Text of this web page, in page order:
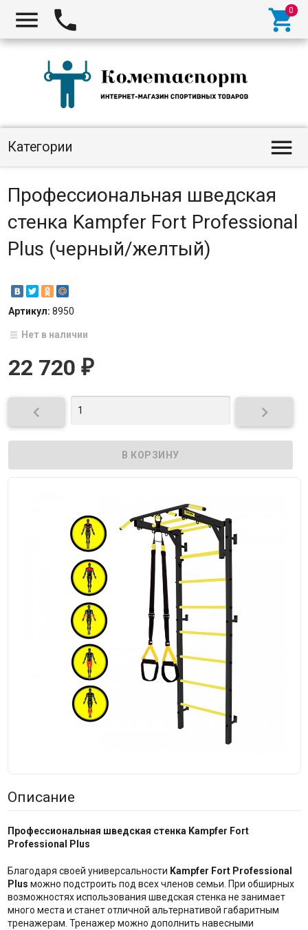
  
Категории 
Профессиональная шведская
стенка Kampfer Fort Professional
Plus (черный/желтый)
Артикул: 8950
Нет в наличии
22 720 ₽
 
Описание
Профессиональная шведская стенка Kampfer Fort
Professional Plus
Благодаря своей универсальности Kampfer Fort Professional
Plus можно подстроить под всех членов семьи. При обширных
возможностях использования шведская стенка не занимает
много места и станет отличной альтернативой габаритным
тренажерам. Тренажер можно дополнить навесными